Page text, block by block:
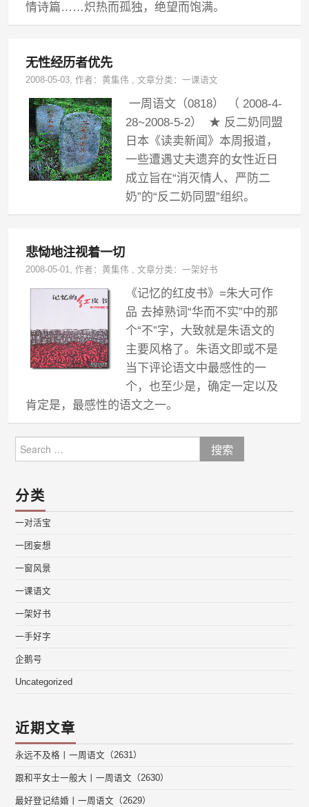
情诗篇……炽热而孤独，绝望而饱满。
无性经历者优先
2008-05-03, 作者：黄集伟 ,文章分类：一课语文
一周语文（0818） （ 2008-4-
28~2008-5-2） ★ 反二奶同盟
日本《读卖新闻》本周报道，
一些遭遇丈夫遗弃的女性近日
成立旨在“消灭情人、严防二
奶”的“反二奶同盟”组织。
悲恸地注视着一切
2008-05-01, 作者：黄集伟 ,文章分类：一架好书
《记忆的红皮书》=朱大可作
品 去掉熟词“华而不实”中的那
个“不”字，大致就是朱语文的
主要风格了。朱语文即或不是
当下评论语文中最感性的一
个，也至少是，确定一定以及
肯定是，最感性的语文之一。
for:
分类
一对活宝
一团妄想
一窗风景
一课语文
一架好书
一手好字
企鹅号
Uncategorized
近期文章
永远不及格丨一周语文（2631）
跟和平女士一般大丨一周语文（2630）
最好登记结婚丨一周语文（2629）